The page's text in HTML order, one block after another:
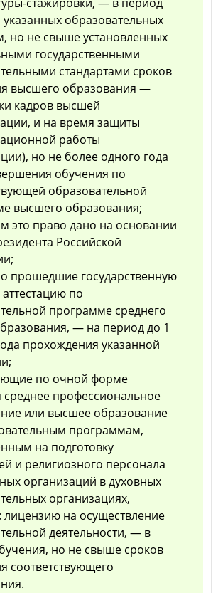
образовательных
но не свыше установленных
государственными
стандартами сроков
высшего образования —
кадров высшей
и на время защиты
работы
но не более одного года
обучения по
образовательной
высшего образования;
это право дано на основании
Российской
прошедшие государственную
по
программе среднего
— на период до 1
прохождения указанной
по очной форме
среднее профессиональное
или высшее образование
программам,
на подготовку
и религиозного персонала
организаций в духовных
организациях,
на осуществление
деятельности, — в
но не свыше сроков
соответствующего